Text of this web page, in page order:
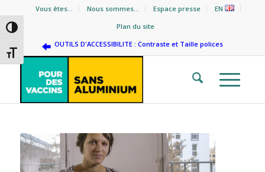
Passer en contraste élevé
Changer la taille de la police
Vous êtes… Nous sommes… Espace presse
EN
Plan du site
OUTILS D'ACCESSIBILITE : Contraste et Taille polices